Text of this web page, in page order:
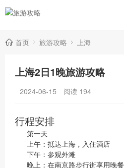
首页 旅游攻略 上海
上海2日1晚旅游攻略
2024-06-15 阅读 194
行程安排
第一天
上午：抵达上海，入住酒店
下午：参观外滩
晚上：在南京路步行街享用晚餐